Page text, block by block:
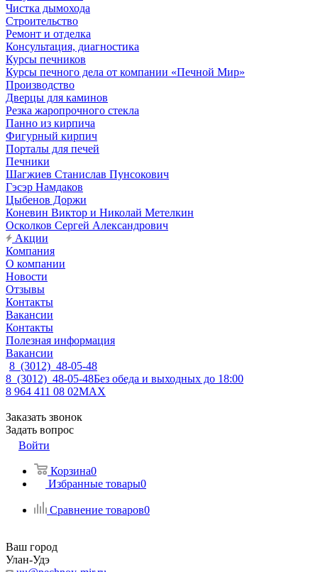
Чистка дымохода
Строительство
Ремонт и отделка
Консультация, диагностика
Курсы печников
Курсы печного дела от компании «Печной Мир»
Производство
Дверцы для каминов
Резка жаропрочного стекла
Панно из кирпича
Фигурный кирпич
Порталы для печей
Печники
Шагжиев Станислав Пунсокович
Гэсэр Намдаков
Цыбенов Доржи
Коневин Виктор и Николай Метелкин
Осколков Сергей Александрович
Акции
Компания
О компании
Новости
Отзывы
Контакты
Вакансии
Контакты
Полезная информация
Вакансии
8 (3012) 48-05-48
8 (3012) 48-05-48Без обеда и выходных до 18:00
8 964 411 08 02MAX
Заказать звонок
Задать вопрос
Войти
Корзина0
Избранные товары0
Сравнение товаров0
Ваш город
Улан-Удэ